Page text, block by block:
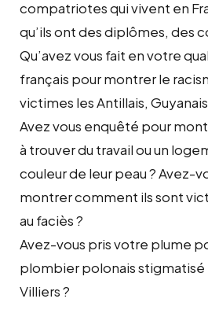
compatriotes qui vivent en
qu’ils ont des diplômes, des
Qu’avez vous fait en votre
français pour montrer le
victimes les Antillais,
Avez vous enquêté pour
à trouver du travail ou un
couleur de leur peau ? Avez-
montrer comment ils sont
au faciès ?
Avez-vous pris votre plume
plombier polonais stigmatisé
Villiers ?